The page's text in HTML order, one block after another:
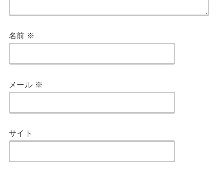
名前 ※
メール ※
サイト